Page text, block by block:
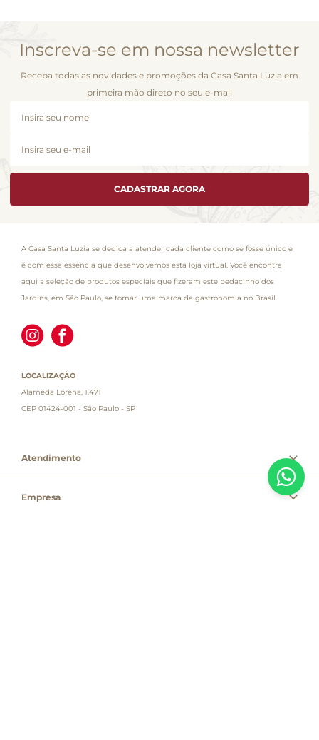
Inscreva-se em nossa newsletter
Receba todas as novidades e promoções da Casa Santa Luzia em
primeira mão direto no seu e-mail
CADASTRAR AGORA
A Casa Santa Luzia se dedica a atender cada cliente como se fosse único e
é com essa essência que desenvolvemos esta loja virtual. Você encontra
aqui a seleção de produtos especiais que fizeram este pedacinho dos
Jardins, em São Paulo, se tornar uma marca da gastronomia no Brasil.
LOCALIZAÇÃO
Alameda Lorena, 1.471
CEP 01424-001 - São Paulo - SP
Atendimento
Empresa